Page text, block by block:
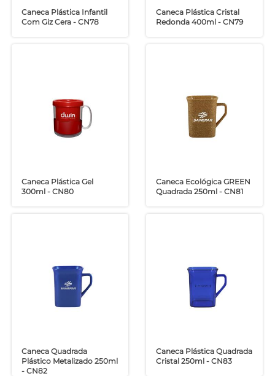
Caneca Plástica Infantil
Com Giz Cera - CN78
Caneca Plástica Cristal
Redonda 400ml - CN79
Caneca Plástica Gel
300ml - CN80
Caneca Ecológica GREEN
Quadrada 250ml - CN81
Caneca Quadrada
Plástico Metalizado 250ml
- CN82
Caneca Plástica Quadrada
Cristal 250ml - CN83